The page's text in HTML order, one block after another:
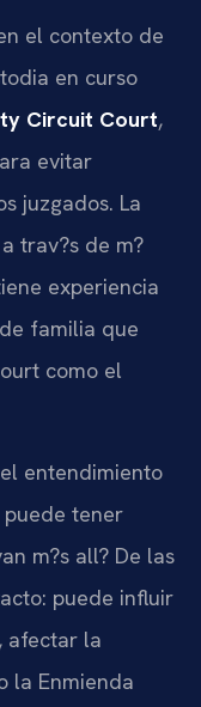
el contexto de
en curso
Circuit Court,
evitar
juzgados. La
trav?s de m?
experiencia
familia que
como el
entendimiento
tener
m?s all? De las
puede influir
afectar la
la Enmienda